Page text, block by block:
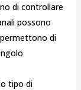
di controllare
possono
di
tipo di